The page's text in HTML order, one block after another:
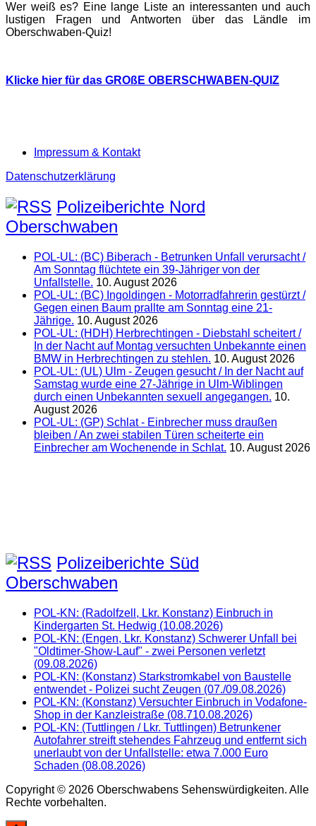
Wer weiß es? Eine lange Liste an interessanten und auch
lustigen Fragen und Antworten über das Ländle im
Oberschwaben-Quiz!
Klicke hier für das GROßE OBERSCHWABEN-QUIZ
Impressum & Kontakt
Datenschutzerklärung
Polizeiberichte Nord
Oberschwaben
POL-UL: (BC) Biberach - Betrunken Unfall verursacht /
Am Sonntag flüchtete ein 39-Jähriger von der
Unfallstelle. 10. August 2026
POL-UL: (BC) Ingoldingen - Motorradfahrerin gestürzt /
Gegen einen Baum prallte am Sonntag eine 21-
Jährige. 10. August 2026
POL-UL: (HDH) Herbrechtingen - Diebstahl scheitert /
In der Nacht auf Montag versuchten Unbekannte einen
BMW in Herbrechtingen zu stehlen. 10. August 2026
POL-UL: (UL) Ulm - Zeugen gesucht / In der Nacht auf
Samstag wurde eine 27-Jährige in Ulm-Wiblingen
durch einen Unbekannten sexuell angegangen. 10.
August 2026
POL-UL: (GP) Schlat - Einbrecher muss draußen
bleiben / An zwei stabilen Türen scheiterte ein
Einbrecher am Wochenende in Schlat. 10. August 2026
Polizeiberichte Süd
Oberschwaben
POL-KN: (Radolfzell, Lkr. Konstanz) Einbruch in
Kindergarten St. Hedwig (10.08.2026)
POL-KN: (Engen, Lkr. Konstanz) Schwerer Unfall bei
"Oldtimer-Show-Lauf" - zwei Personen verletzt
(09.08.2026)
POL-KN: (Konstanz) Starkstromkabel von Baustelle
entwendet - Polizei sucht Zeugen (07./09.08.2026)
POL-KN: (Konstanz) Versuchter Einbruch in Vodafone-
Shop in der Kanzleistraße (08.710.08.2026)
POL-KN: (Tuttlingen / Lkr. Tuttlingen) Betrunkener
Autofahrer streift stehendes Fahrzeug und entfernt sich
unerlaubt von der Unfallstelle: etwa 7.000 Euro
Schaden (08.08.2026)
Copyright © 2026 Oberschwabens Sehenswürdigkeiten. Alle
Rechte vorbehalten.